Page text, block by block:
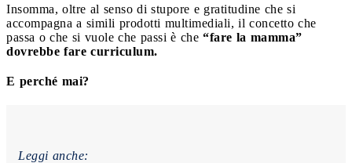
Insomma, oltre al senso di stupore e gratitudine che si
accompagna a simili prodotti multimediali, il concetto che
passa o che si vuole che passi è che “fare la mamma”
dovrebbe fare curriculum.
E perché mai?
Leggi anche: